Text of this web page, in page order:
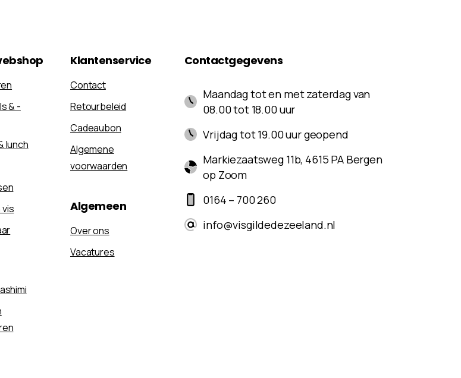
& -
lunch
Klantenservice
Contact
Retourbeleid
Cadeaubon
Algemene
voorwaarden
Algemeen
Over ons
Vacatures
Contactgegevens
Maandag tot en met zaterdag van
08.00 tot 18.00 uur
Vrijdag tot 19.00 uur geopend
Markiezaatsweg 11b, 4615 PA Bergen
op Zoom
0164 – 700 260
info@visgildedezeeland.nl